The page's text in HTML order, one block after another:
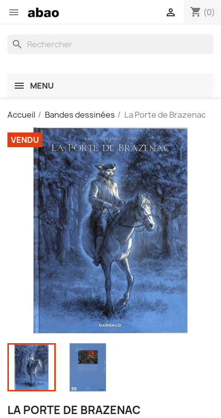
 shopping_cart (0)

search
MENU
Accueil Bandes dessinées La Porte de Brazenac
VENDU
LA PORTE DE BRAZENAC